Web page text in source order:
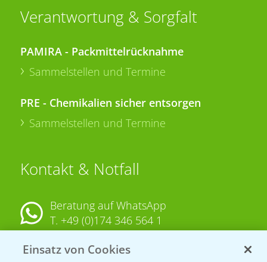
Verantwortung & Sorgfalt
PAMIRA - Packmittelrücknahme
Sammelstellen und Termine
PRE - Chemikalien sicher entsorgen
Sammelstellen und Termine
Kontakt & Notfall
Beratung auf WhatsApp
T. +49 (0)174 346 564 1
KONTAKT
Einsatz von Cookies